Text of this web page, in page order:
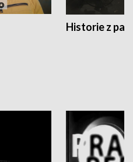
Historie z